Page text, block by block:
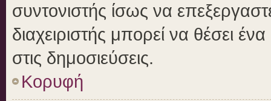
συντονιστής ίσως να
διαχειριστής μπορεί να θέσει
στις δημοσιεύσεις.
Κορυφή